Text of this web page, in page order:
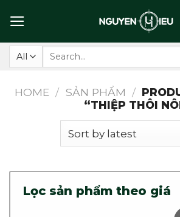
content
Search
HOME / SẢN PHẨM /
“THIỆP THÔI
Lọc sản phẩm theo giá